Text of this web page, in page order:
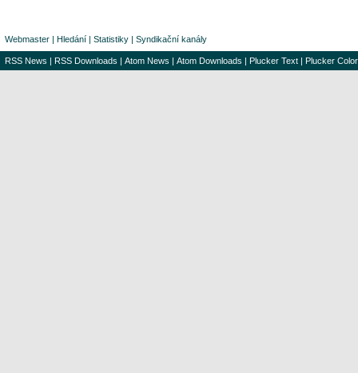
Webmaster | Hledání | Statistiky | Syndikační kanály
RSS News | RSS Downloads | Atom News | Atom Downloads | Plucker Text | Plucker Color